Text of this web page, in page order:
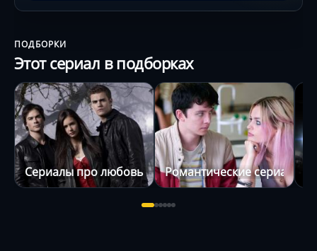
ПОДБОРКИ
Этот сериал в подборках
Сериалы про любовь Романтические сериалы